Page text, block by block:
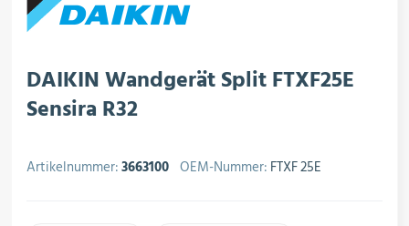
DAIKIN Wandgerät Split FTXF25E
Sensira R32
Artikelnummer:3663100 OEM-Nummer: FTXF 25E